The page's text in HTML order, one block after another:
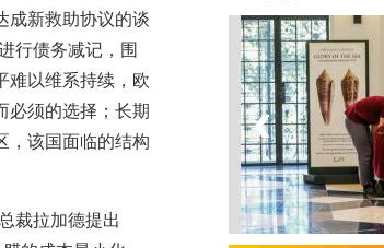
成新救助协议的谈
行债务减记，围
难以维系持续，欧
必须的选择；长期
，该国面临的结构
裁拉加德提出
菲律宾：防疫降级
‹